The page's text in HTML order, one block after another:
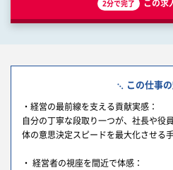
2分で完了 この求
この仕事
・経営の最前線を支える貢献実感：
自分の丁寧な段取り一つが、社長や役
体の意思決定スピードを最大化させる
・ 経営者の視座を間近で体感：